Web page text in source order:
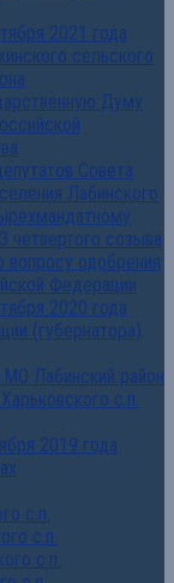
2021 года
сельского
Думу
Совета
Лабинского
четвертого созыва
одобрения
Федерации
2020 года
(губернатора)
Лабинский район
с.п.
2019 года
с.п.
с.п.
с.п.